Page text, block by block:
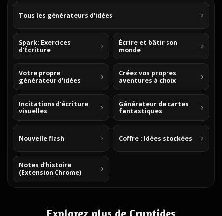
Tous les générateurs d'idées
Spark: Exercices
d'Écriture
Écrire et bâtir son
monde
Votre propre
générateur d'idées
Créez vos propres
aventures à choix
Incitations d'écriture
visuelles
Générateur de cartes
fantastiques
Nouvelle flash Coffre : Idées stockées
Notes d’histoire
(Extension Chrome)
Explorez plus de Cryptides